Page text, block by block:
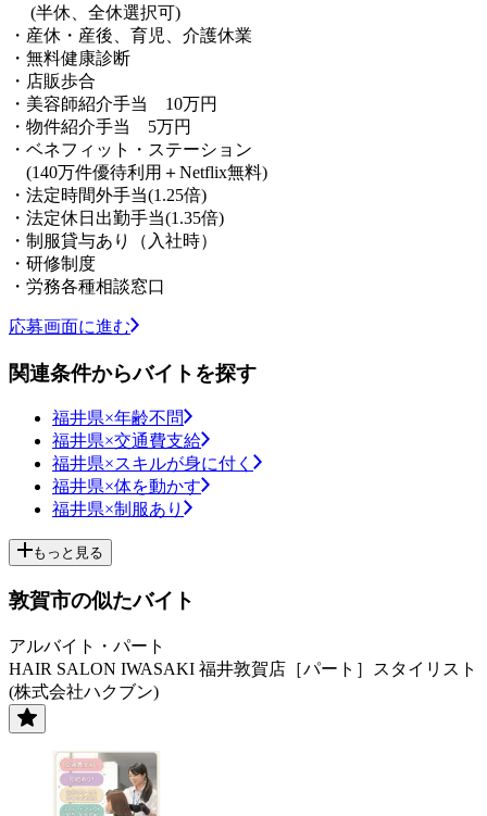
(半休、全休選択可)
・産休・産後、育児、介護休業
・無料健康診断
・店販歩合
・美容師紹介手当 10万円
・物件紹介手当 5万円
・ベネフィット・ステーション
(140万件優待利用＋Netflix無料)
・法定時間外手当(1.25倍)
・法定休日出勤手当(1.35倍)
・制服貸与あり（入社時）
・研修制度
・労務各種相談窓口
応募画面に進む
関連条件からバイトを探す
福井県×年齢不問
福井県×交通費支給
福井県×スキルが身に付く
福井県×体を動かす
福井県×制服あり
もっと見る
敦賀市の似たバイト
アルバイト・パート
HAIR SALON IWASAKI 福井敦賀店［パート］スタイリスト
(株式会社ハクブン)